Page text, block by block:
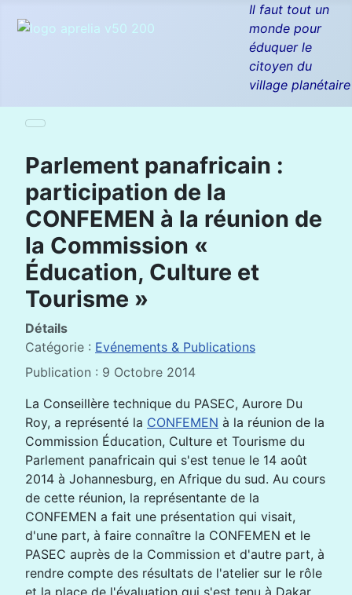
Il faut tout un
monde pour
éduquer le
citoyen du
village planétaire
Parlement panafricain :
participation de la
CONFEMEN à la réunion de
la Commission «
Éducation, Culture et
Tourisme »
Détails
Catégorie : Evénements & Publications
Publication : 9 Octobre 2014
La Conseillère technique du PASEC, Aurore Du
Roy, a représenté la CONFEMEN à la réunion de la
Commission Éducation, Culture et Tourisme du
Parlement panafricain qui s'est tenue le 14 août
2014 à Johannesburg, en Afrique du sud. Au cours
de cette réunion, la représentante de la
CONFEMEN a fait une présentation qui visait,
d'une part, à faire connaître la CONFEMEN et le
PASEC auprès de la Commission et d'autre part, à
rendre compte des résultats de l'atelier sur le rôle
et la place de l'évaluation qui s'est tenu à Dakar